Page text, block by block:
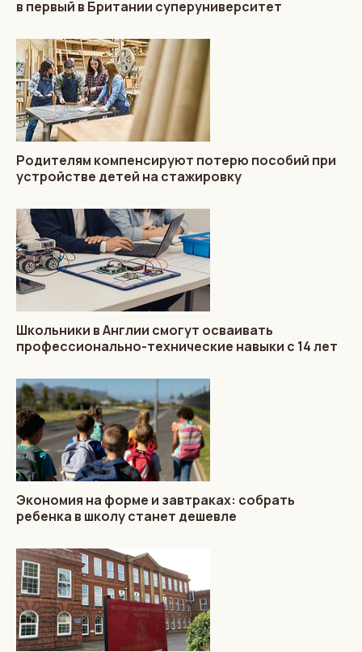
в первый в Британии суперуниверситет
Родителям компенсируют потерю пособий при
устройстве детей на стажировку
Школьники в Англии смогут осваивать
профессионально-технические навыки с 14 лет
Экономия на форме и завтраках: собрать
ребенка в школу станет дешевле